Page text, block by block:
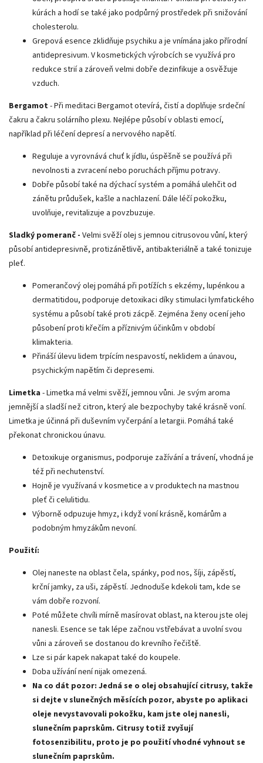
kúrách a hodí se také jako podpůrný prostředek při snižování
cholesterolu.
Grepová esence zklidňuje psychiku a je vnímána jako přírodní
antidepresivum. V kosmetických výrobcích se využívá pro
redukce strií a zároveň velmi dobře dezinfikuje a osvěžuje
vzduch.
Bergamot- Při meditaci Bergamot otevírá, čistí a doplňuje srdeční
čakru a čakru solárního plexu. Nejlépe působí v oblasti emocí,
například při léčení depresí a nervového napětí.
Reguluje a vyrovnává chuť k jídlu, úspěšně se používá při
nevolnosti a zvracení nebo poruchách příjmu potravy.
Dobře působí také na dýchací systém a pomáhá ulehčit od
zánětu průdušek, kašle a nachlazení. Dále léčí pokožku,
uvolňuje, revitalizuje a povzbuzuje.
Sladký pomeranč - Velmi svěží olej s jemnou citrusovou vůní, který
působí antidepresivně, protizánětlivě, antibakteriálně a také tonizuje
pleť.
Pomerančový olej pomáhá při potížích s ekzémy, lupénkou a
dermatitidou, podporuje detoxikaci díky stimulaci lymfatického
systému a působí také proti zácpě. Zejména ženy ocení jeho
působení proti křečím a příznivým účinkům v období
klimakteria.
Přináší úlevu lidem trpícím nespavostí, neklidem a únavou,
psychickým napětím či depresemi.
Limetka - Limetka má velmi svěží, jemnou vůni. Je svým aroma
jemnější a sladší než citron, který ale bezpochyby také krásně voní.
Limetka je účinná při duševním vyčerpání a letargii. Pomáhá také
překonat chronickou únavu.
Detoxikuje organismus, podporuje zažívání a trávení, vhodná je
též při nechutenství.
Hojně je využívaná v kosmetice a v produktech na mastnou
pleť či celulitidu.
Výborně odpuzuje hmyz, i když voní krásně, komárům a
podobným hmyzákům nevoní.
Použití:
Olej naneste na oblast čela, spánky, pod nos, šíji, zápěstí,
krční jamky, za uši, zápěstí. Jednoduše kdekoli tam, kde se
vám dobře rozvoní.
Poté můžete chvíli mírně masírovat oblast, na kterou jste olej
nanesli. Esence se tak lépe začnou vstřebávat a uvolní svou
vůni a zároveň se dostanou do krevního řečiště.
Lze si pár kapek nakapat také do koupele.
Doba užívání není nijak omezená.
Na co dát pozor: Jedná se o olej obsahující citrusy, takže
si dejte v slunečných měsících pozor, abyste po aplikaci
oleje nevystavovali pokožku, kam jste olej nanesli,
slunečním paprskům. Citrusy totiž zvyšují
fotosenzibilitu, proto je po použití vhodné vyhnout se
slunečním paprskům.